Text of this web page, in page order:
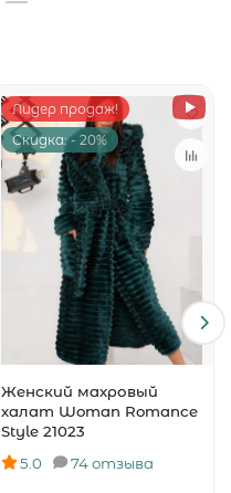
Лидер продаж!
Скидка: - 20%
Женский махровый
халат Woman Romance
Style 21023
5.0
74 отзыва